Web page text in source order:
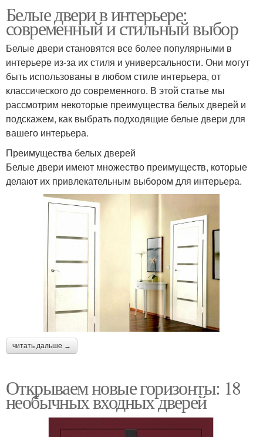
Белые двери в интерьере:
современный и стильный выбор
Белые двери становятся все более популярными в
интерьере из-за их стиля и универсальности. Они могут
быть использованы в любом стиле интерьера, от
классического до современного. В этой статье мы
рассмотрим некоторые преимущества белых дверей и
подскажем, как выбрать подходящие белые двери для
вашего интерьера.
Преимущества белых дверей
Белые двери имеют множество преимуществ, которые
делают их привлекательным выбором для интерьера.
читать дальше →
Открываем новые горизонты: 18
необычных входных дверей